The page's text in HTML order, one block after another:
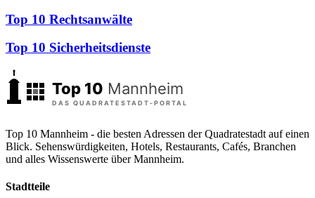
Top 10 Rechtsanwälte
Top 10 Sicherheitsdienste
Top 10 Mannheim - die besten Adressen der Quadratestadt auf einen
Blick. Sehenswürdigkeiten, Hotels, Restaurants, Cafés, Branchen
und alles Wissenswerte über Mannheim.
Stadtteile